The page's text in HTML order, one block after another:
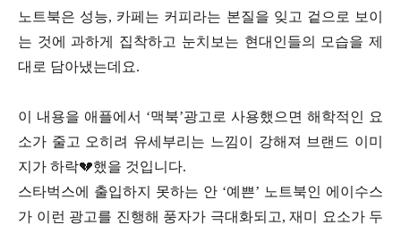
노트북은 성능, 카페는 커피라는 본질을 잊고 겉으로 보이
는 것에 과하게 집착하고 눈치보는 현대인들의 모습을 제
대로 담아냈는데요.
이 내용을 애플에서 ‘맥북’광고로 사용했으면 해학적인 요
소가 줄고 오히려 유세부리는 느낌이 강해져 브랜드 이미
지가 하락💔했을 것입니다.
스타벅스에 출입하지 못하는 안 ‘예쁜’ 노트북인 에이수스
가 이런 광고를 진행해 풍자가 극대화되고, 재미 요소가 두